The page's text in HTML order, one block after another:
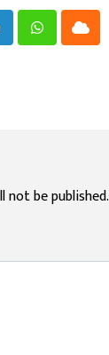
WhatsappCloud
not be published.